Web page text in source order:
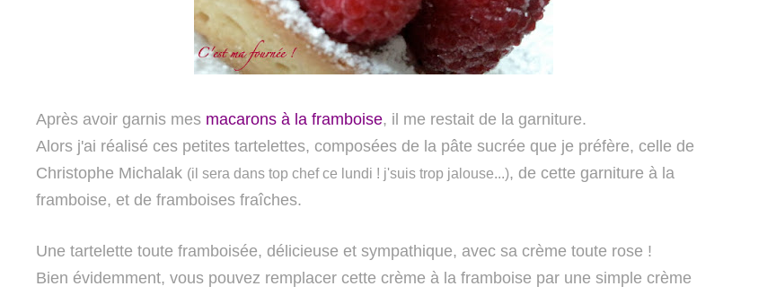
Après avoir garnis mes macarons à la framboise, il me restait de la garniture.
Alors j'ai réalisé ces petites tartelettes, composées de la pâte sucrée que je préfère, celle de
Christophe Michalak (il sera dans top chef ce lundi ! j'suis trop jalouse...), de cette garniture à la
framboise, et de framboises fraîches.
Une tartelette toute framboisée, délicieuse et sympathique, avec sa crème toute rose !
Bien évidemment, vous pouvez remplacer cette crème à la framboise par une simple crème